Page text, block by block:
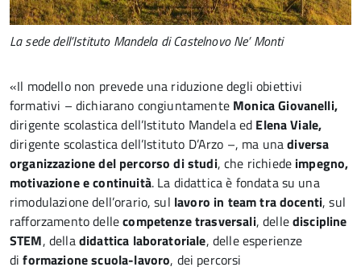
La sede dell’Istituto Mandela di Castelnovo Ne’ Monti
«Il modello non prevede una riduzione degli obiettivi
formativi – dichiarano congiuntamente Monica Giovanelli,
dirigente scolastica dell’Istituto Mandela ed Elena Viale,
dirigente scolastica dell’Istituto D’Arzo –, ma unadiversa
organizzazione del percorso di studi, che richiede impegno,
motivazione e continuità. La didattica è fondata su una
rimodulazione dell’orario, sul lavoro in team tra docenti, sul
rafforzamento dellecompetenze trasversali, dellediscipline
STEM, delladidattica laboratoriale, delle esperienze
diformazione scuola-lavoro, dei percorsi